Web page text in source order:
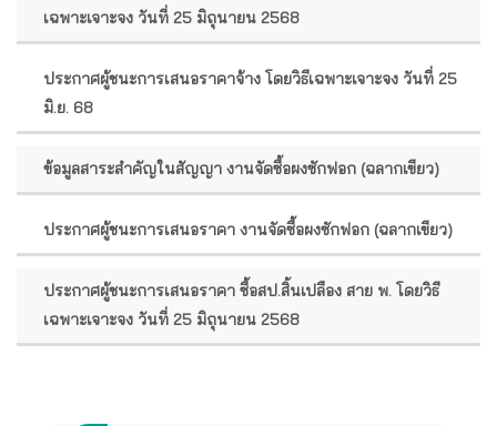
เฉพาะเจาะจง วันที่ 25 มิถุนายน 2568
ประกาศผู้ชนะการเสนอราคาจ้าง โดยวิธีเฉพาะเจาะจง วันที่ 25
มิ.ย. 68
ข้อมูลสาระสำคัญในสัญญา งานจัดซื้อผงซักฟอก (ฉลากเขียว)
ประกาศผู้ชนะการเสนอราคา งานจัดซื้อผงซักฟอก (ฉลากเขียว)
ประกาศผู้ชนะการเสนอราคา ซื้อสป.สิ้นเปลือง สาย พ. โดยวิธี
เฉพาะเจาะจง วันที่ 25 มิถุนายน 2568